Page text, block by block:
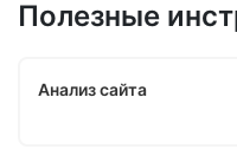
Полезные
Анализ сайта